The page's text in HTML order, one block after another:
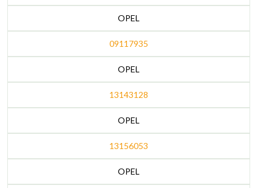
OPEL
09117935
OPEL
13143128
OPEL
13156053
OPEL